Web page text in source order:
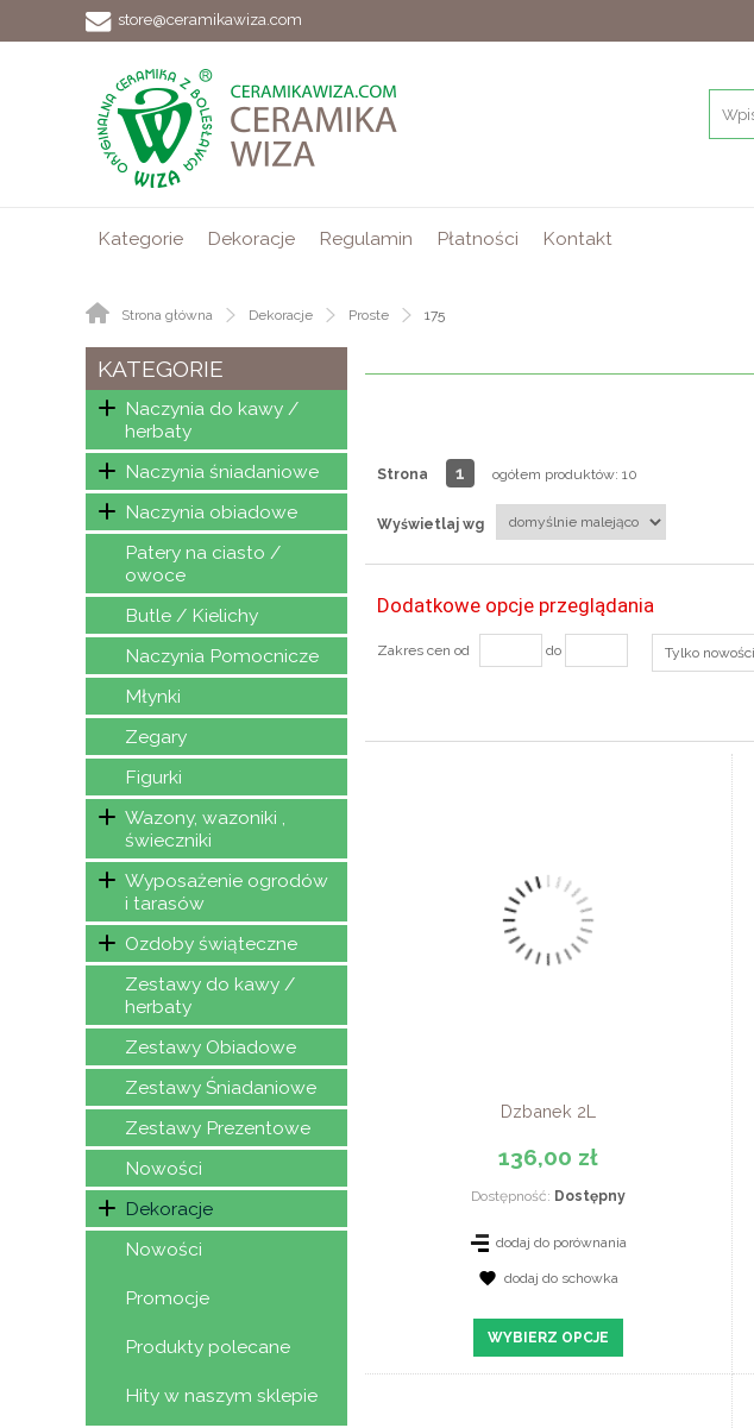
store@ceramikawiza.com
Kategorie Dekoracje Regulamin Płatności Kontakt
Strona główna Dekoracje Proste 175
KATEGORIE
Naczynia do kawy /
herbaty
Naczynia śniadaniowe
Naczynia obiadowe
Patery na ciasto /
owoce
Butle / Kielichy
Naczynia Pomocnicze
Młynki
Zegary
Figurki
Wazony, wazoniki ,
świeczniki
Wyposażenie ogrodów
i tarasów
Ozdoby świąteczne
Zestawy do kawy /
herbaty
Zestawy Obiadowe
Zestawy Śniadaniowe
Zestawy Prezentowe
Nowości
Dekoracje
Nowości
Promocje
Produkty polecane
Hity w naszym sklepie
Strona 1 ogółem produktów: 10
Wyświetlaj wg
Dodatkowe opcje przeglądania
Zakres cen od do Tylko nowości
Dzbanek 2L
136,00 zł
Dostępność: Dostępny
dodaj do porównania
dodaj do schowka
WYBIERZ OPCJE